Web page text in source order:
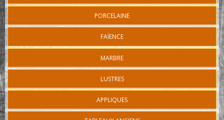
PORCELAINE
FAÏENCE
MARBRE
LUSTRES
APPLIQUES